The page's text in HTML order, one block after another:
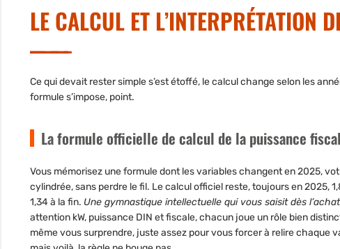
LE CALCUL ET L’INTERPRÉTATION
Ce qui devait rester simple s’est étoffé, le calcul change selon les
formule s’impose, point.
La formule officielle de calcul de la puissance
Vous mémorisez une formule dont les variables changent en 2025,
cylindrée, sans perdre le fil. Le calcul officiel reste, toujours en 2025,
1,34 à la fin. Une gymnastique intellectuelle qui vous saisit dès
attention kW, puissance DIN et fiscale, chacun joue un rôle bien
même vous surprendre, juste assez pour vous forcer à relire chaque